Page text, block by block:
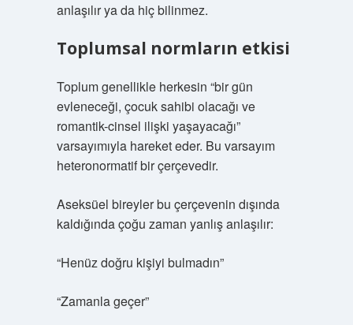
anlaşılır ya da hiç bilinmez.
Toplumsal normların etkisi
Toplum genellikle herkesin “bir gün
evleneceği, çocuk sahibi olacağı ve
romantik-cinsel ilişki yaşayacağı”
varsayımıyla hareket eder. Bu varsayım
heteronormatif bir çerçevedir.
Aseksüel bireyler bu çerçevenin dışında
kaldığında çoğu zaman yanlış anlaşılır:
“Henüz doğru kişiyi bulmadın”
“Zamanla geçer”